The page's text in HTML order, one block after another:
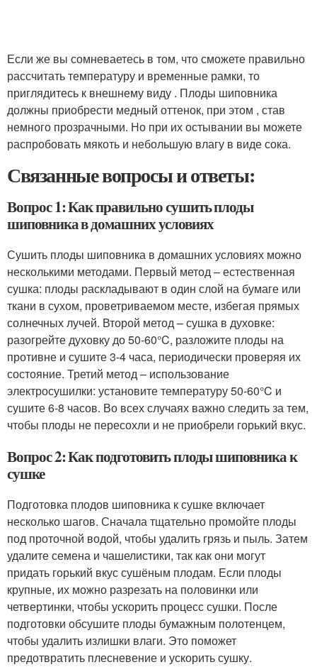
Если же вы сомневаетесь в том, что сможете правильно
рассчитать температуру и временные рамки, то
приглядитесь к внешнему виду . Плоды шиповника
должны приобрести медный оттенок, при этом , став
немного прозрачными. Но при их остывании вы можете
распробовать мякоть и небольшую влагу в виде сока.
Связанные вопросы и ответы:
Вопрос 1: Как правильно сушить плоды
шиповника в домашних условиях
Сушить плоды шиповника в домашних условиях можно
несколькими методами. Первый метод – естественная
сушка: плоды раскладывают в один слой на бумаге или
ткани в сухом, проветриваемом месте, избегая прямых
солнечных лучей. Второй метод – сушка в духовке:
разогрейте духовку до 50-60°C, разложите плоды на
противне и сушите 3-4 часа, периодически проверяя их
состояние. Третий метод – использование
электросушилки: установите температуру 50-60°C и
сушите 6-8 часов. Во всех случаях важно следить за тем,
чтобы плоды не пересохли и не приобрели горький вкус.
Вопрос 2: Как подготовить плоды шиповника к
сушке
Подготовка плодов шиповника к сушке включает
несколько шагов. Сначала тщательно промойте плоды
под проточной водой, чтобы удалить грязь и пыль. Затем
удалите семена и чашелистики, так как они могут
придать горький вкус сушёным плодам. Если плоды
крупные, их можно разрезать на половинки или
четвертинки, чтобы ускорить процесс сушки. После
подготовки обсушите плоды бумажным полотенцем,
чтобы удалить излишки влаги. Это поможет
предотвратить плесневение и ускорить сушку.